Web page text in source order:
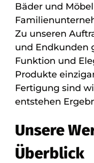
Bäder und
Zu unseren
und Endkunden
Funktion und
Produkte
Fertigung sind
entstehen
Unsere
Überblick